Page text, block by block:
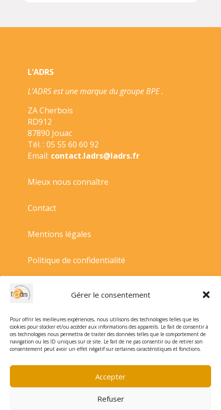
Gérer le consentement
Pour offrir les meilleures expériences, nous utilisons des technologies telles que les
cookies pour stocker et/ou accéder aux informations des appareils. Le fait de consentir à
ces technologies nous permettra de traiter des données telles que le comportement de
navigation ou les ID uniques sur ce site. Le fait de ne pas consentir ou de retirer son
consentement peut avoir un effet négatif sur certaines caractéristiques et fonctions.
Accepter
Refuser
L’ADRS
L’ADRS est une marque du groupe BPE .
ZA Cherbois
RD912
87890 Jouac
Tél. : 05 55 60 60 92
Email: contact.ladrs@ladrs.fr
Mieux nous connaître
Contact
Mentions légales
Politique de confidentialité
Politique de cookies